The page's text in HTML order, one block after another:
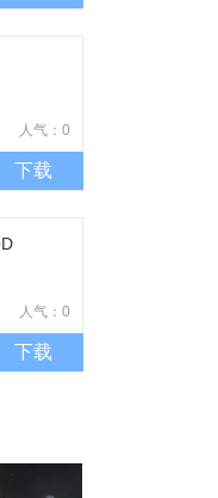
人气：0
下载
人气：0
下载